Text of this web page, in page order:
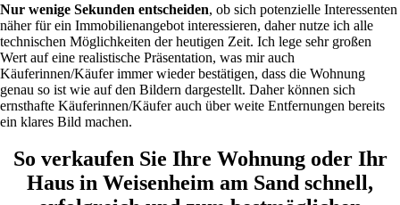
Nur wenige Sekunden entscheiden, ob sich potenzielle Interessenten
näher für ein Immobilienangebot interessieren, daher nutze ich alle
technischen Möglichkeiten der heutigen Zeit. Ich lege sehr großen
Wert auf eine realistische Präsentation, was mir auch
Käuferinnen/Käufer immer wieder bestätigen, dass die Wohnung
genau so ist wie auf den Bildern dargestellt. Daher können sich
ernsthafte Käuferinnen/Käufer auch über weite Entfernungen bereits
ein klares Bild machen.
So verkaufen Sie Ihre Wohnung oder Ihr
Haus in Weisenheim am Sand schnell,